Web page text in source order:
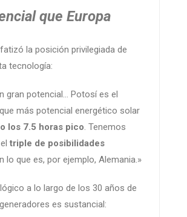
que Europa
la posición privilegiada de
tecnología:
gran potencial… Potosí es el
más potencial energético solar
los 7.5 horas pico. Tenemos
triple de posibilidades
lo que es, por ejemplo, Alemania.»
a lo largo de los 30 años de
es sustancial: